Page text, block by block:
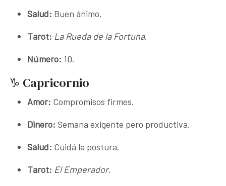
Salud: Buen ánimo.
Tarot: La Rueda de la Fortuna.
Número: 10.
♑ Capricornio
Amor: Compromisos firmes.
Dinero: Semana exigente pero productiva.
Salud: Cuidá la postura.
Tarot: El Emperador.